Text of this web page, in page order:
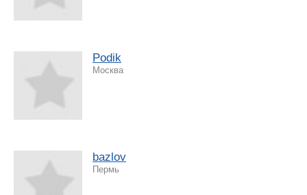
Podik
Москва
bazlov
Пермь